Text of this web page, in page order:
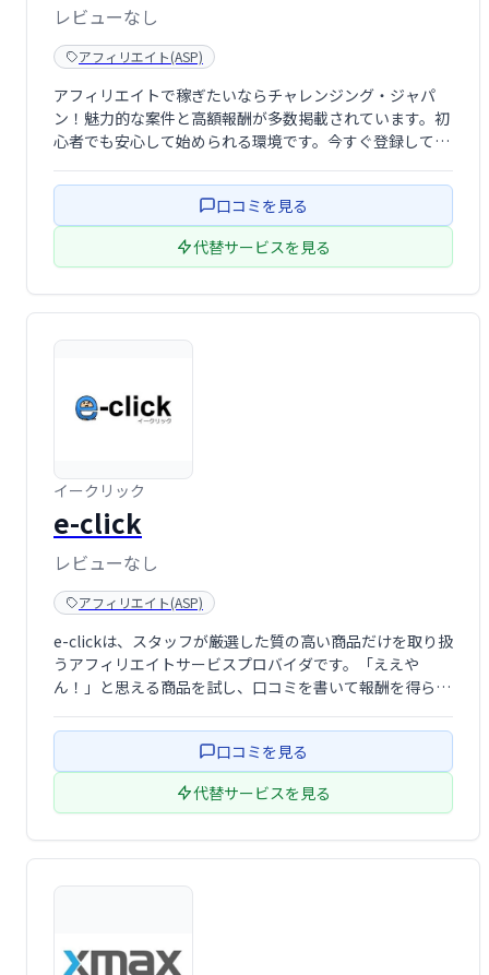
レビューなし
アフィリエイト(ASP)
アフィリエイトで稼ぎたいならチャレンジング・ジャパ
ン！魅力的な案件と高額報酬が多数掲載されています。初
心者でも安心して始められる環境です。今すぐ登録して、
口コミを見る
代替サービスを見る
イークリック
e-click
レビューなし
アフィリエイト(ASP)
e-clickは、スタッフが厳選した質の高い商品だけを取り扱
うアフィリエイトサービスプロバイダです。「ええや
ん！」と思える商品を試し、口コミを書いて報酬を得られ
口コミを見る
代替サービスを見る